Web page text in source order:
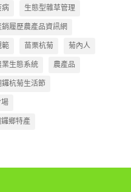
病 生態型雜草管理
銷履歷農產品資訊網
範 苗栗杭菊 菊內人
業生態系統 農產品
鑼杭菊生活節
鄉特產